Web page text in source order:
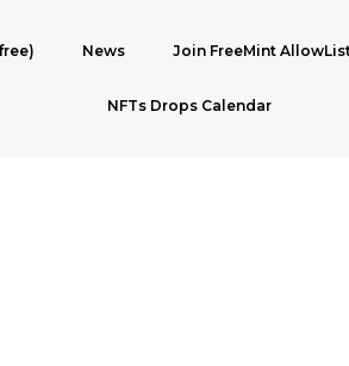
News Join FreeMint
NFTs Drops Calendar